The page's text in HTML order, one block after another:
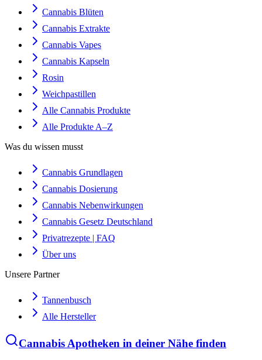
Cannabis Blüten
Cannabis Extrakte
Cannabis Vapes
Cannabis Kapseln
Rosin
Weichpastillen
Alle Cannabis Produkte
Alle Produkte A–Z
Was du wissen musst
Cannabis Grundlagen
Cannabis Dosierung
Cannabis Nebenwirkungen
Cannabis Gesetz Deutschland
Privatrezepte | FAQ
Über uns
Unsere Partner
Tannenbusch
Alle Hersteller
Cannabis Apotheken in deiner Nähe finden